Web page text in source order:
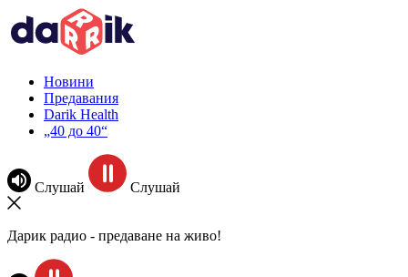
Новини
Предавания
Darik Health
„40 до 40“
Слушай Слушай
Дарик радио - предаване на живо!